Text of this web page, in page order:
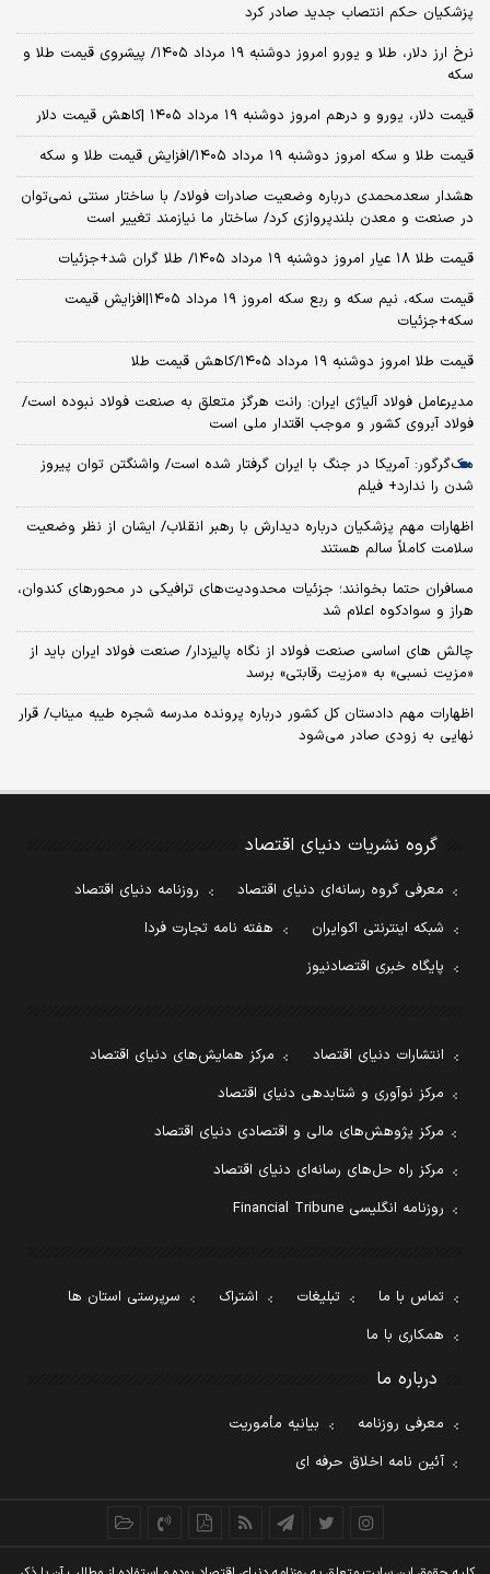
پزشکیان حکم انتصاب جدید صادر کرد
نرخ ارز دلار، طلا و یورو امروز دوشنبه ۱۹ مرداد ۱۴۰۵/ پیشروی قیمت طلا و
سکه
قیمت دلار، یورو و درهم امروز دوشنبه ۱۹ مرداد ۱۴۰۵ |کاهش قیمت دلار
قیمت طلا و سکه امروز دوشنبه ۱۹ مرداد ۱۴۰۵/افزایش قیمت طلا و سکه
هشدار سعدمحمدی درباره وضعیت صادرات فولاد/ با ساختار سنتی نمی‌توان
در صنعت و معدن بلندپروازی کرد/ ساختار ما نیازمند تغییر است
قیمت طلا ۱۸ عیار امروز دوشنبه ۱۹ مرداد ۱۴۰۵/ طلا گران شد+جزئیات
قیمت سکه، نیم سکه و ربع سکه امروز ۱۹ مرداد ۱۴۰۵|افزایش قیمت
سکه+جزئیات
قیمت طلا امروز دوشنبه ۱۹ مرداد ۱۴۰۵/کاهش قیمت طلا
مدیرعامل فولاد آلیاژی ایران: رانت هرگز متعلق به صنعت فولاد نبوده است/
فولاد آبروی کشور و موجب اقتدار ملی است
مک‌گرگور: آمریکا در جنگ با ایران گرفتار شده است/ واشنگتن توان پیروز
شدن را ندارد+ فیلم
اظهارات مهم پزشکیان درباره دیدارش با رهبر انقلاب/ ایشان از نظر وضعیت
سلامت کاملاً سالم هستند
مسافران حتما بخوانند؛ جزئیات محدودیت‌های ترافیکی در محورهای کندوان،
هراز و سوادکوه اعلام شد
چالش‌ های اساسی صنعت فولاد از نگاه پالیزدار/ صنعت فولاد ایران باید از
«مزیت نسبی» به «مزیت رقابتی» برسد
اظهارات مهم دادستان کل کشور درباره پرونده مدرسه شجره طیبه میناب/ قرار
نهایی به زودی صادر می‌شود
گروه نشریات دنیای اقتصاد
معرفی گروه رسانه‌ای دنیای اقتصاد
روزنامه دنیای اقتصاد
شبکه اینترنتی اکوایران
هفته نامه تجارت فردا
پایگاه خبری اقتصادنیوز
انتشارات دنیای اقتصاد
مرکز همایش‌های دنیای اقتصاد
مرکز نوآوری و شتابدهی دنیای اقتصاد
مرکز پژوهش‌های مالی و اقتصادی دنیای اقتصاد
مرکز راه حل‌های رسانه‌ای دنیای اقتصاد
روزنامه انگلیسی Financial Tribune
تماس با ما تبلیغات اشتراک
سرپرستی استان ها
همکاری با ما
درباره ما
معرفی روزنامه
بیانیه مأموریت
آئین نامه اخلاق حرفه ای